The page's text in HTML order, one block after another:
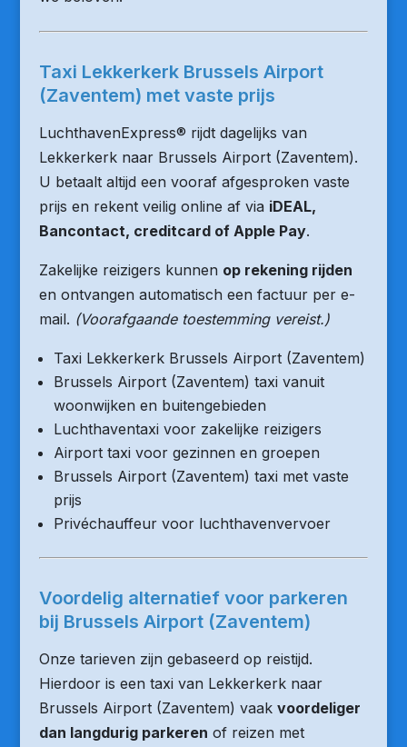
Taxi Lekkerkerk Brussels Airport
(Zaventem) met vaste prijs
LuchthavenExpress® rijdt dagelijks van
Lekkerkerk naar Brussels Airport (Zaventem).
U betaalt altijd een vooraf afgesproken vaste
prijs en rekent veilig online af via iDEAL,
Bancontact, creditcard of Apple Pay.
Zakelijke reizigers kunnen op rekening rijden
en ontvangen automatisch een factuur per e-
mail. (Voorafgaande toestemming vereist.)
Taxi Lekkerkerk Brussels Airport (Zaventem)
Brussels Airport (Zaventem) taxi vanuit
woonwijken en buitengebieden
Luchthaventaxi voor zakelijke reizigers
Airport taxi voor gezinnen en groepen
Brussels Airport (Zaventem) taxi met vaste
prijs
Privéchauffeur voor luchthavenvervoer
Voordelig alternatief voor parkeren
bij Brussels Airport (Zaventem)
Onze tarieven zijn gebaseerd op reistijd.
Hierdoor is een taxi van Lekkerkerk naar
Brussels Airport (Zaventem) vaak voordeliger
dan langdurig parkeren of reizen met